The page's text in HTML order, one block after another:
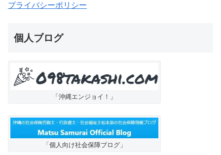
プライバシーポリシー
個人ブログ
「沖縄エンジョイ！」
「個人向け社会保障ブログ」